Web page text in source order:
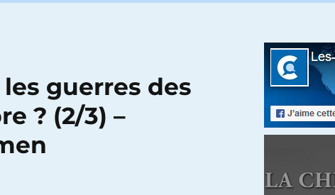
guerres des
? (2/3) –